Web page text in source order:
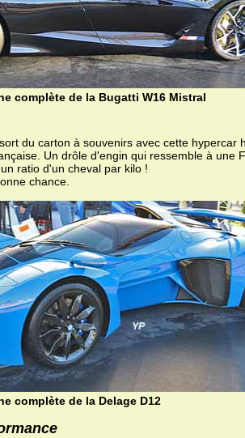
complète de la Bugatti W16 Mistral
du carton à souvenirs avec cette hypercar
Un drôle d'engin qui ressemble à une
ratio d'un cheval par kilo !
chance.
complète de la Delage D12